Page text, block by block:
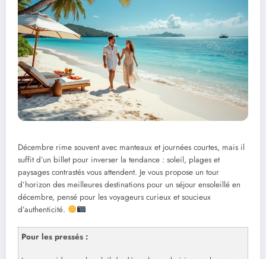
Décembre rime souvent avec manteaux et journées courtes, mais il
suffit d’un billet pour inverser la tendance : soleil, plages et
paysages contrastés vous attendent. Je vous propose un tour
d’horizon des meilleures destinations pour un séjour ensoleillé en
décembre, pensé pour les voyageurs curieux et soucieux
d’authenticité.
Pour les pressés :